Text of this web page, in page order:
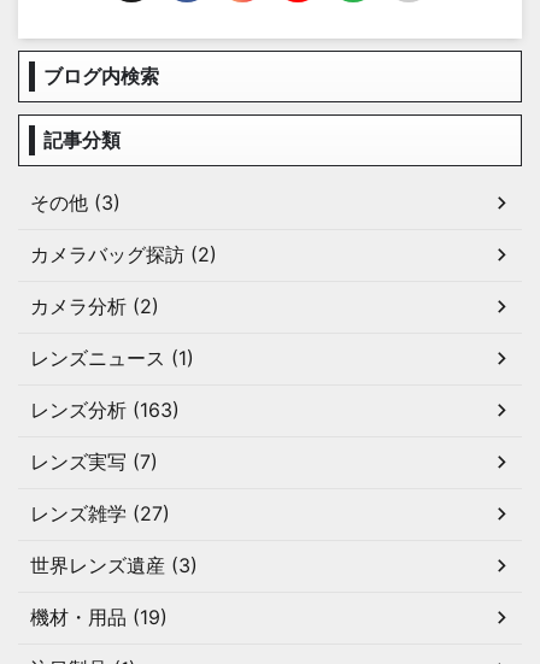
ブログ内検索
記事分類
その他 (3)
カメラバッグ探訪 (2)
カメラ分析 (2)
レンズニュース (1)
レンズ分析 (163)
レンズ実写 (7)
レンズ雑学 (27)
世界レンズ遺産 (3)
機材・用品 (19)